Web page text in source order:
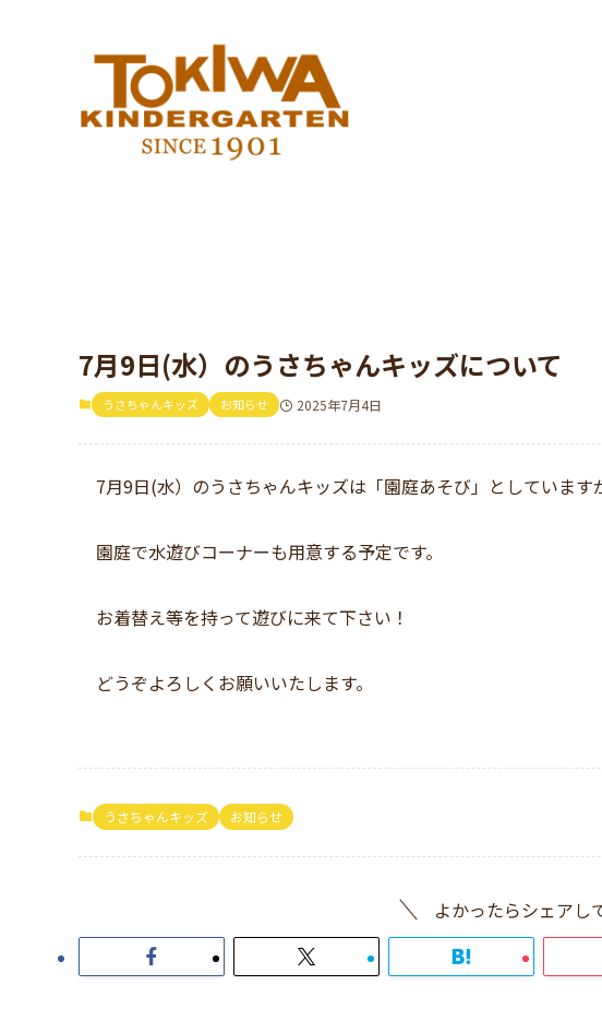
7月9日(水）のうさちゃんキッズについて
うさちゃんキッズ お知らせ 2025年7月4日
7月9日(水）のうさちゃんキッズは「園庭あそび」としています
園庭で水遊びコーナーも用意する予定です。
お着替え等を持って遊びに来て下さい！
どうぞよろしくお願いいたします。
うさちゃんキッズ お知らせ
よかったらシェアし